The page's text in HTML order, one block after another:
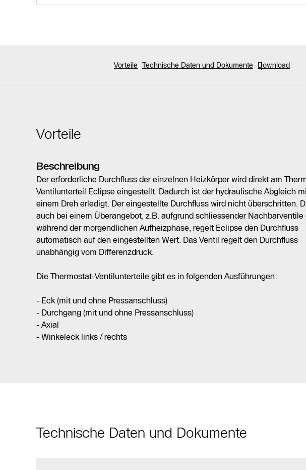
Vorteile Technische Daten und Dokumente Download
Vorteile
Beschreibung
Der erforderliche Durchfluss der einzelnen Heizkörper wird direkt am
Ventilunterteil Eclipse eingestellt. Dadurch ist der hydraulische Abgleich
einem Dreh erledigt. Der eingestellte Durchfluss wird nicht überschritten.
auch bei einem Überangebot, z.B. aufgrund schliessender Nachbarventile
während der morgendlichen Aufheizphase, regelt Eclipse den Durchfluss
automatisch auf den eingestellten Wert. Das Ventil regelt den Durchfluss
unabhängig vom Differenzdruck.
Die Thermostat-Ventilunterteile gibt es in folgenden Ausführungen:
- Eck (mit und ohne Pressanschluss)
- Durchgang (mit und ohne Pressanschluss)
- Axial
- Winkeleck links / rechts
Technische Daten und Dokumente